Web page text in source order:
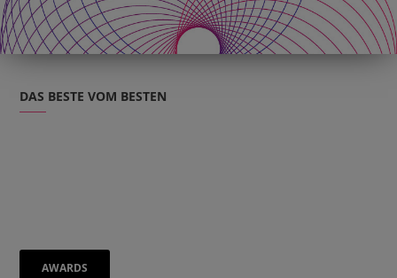
DAS BESTE VOM BESTEN
AWARDS